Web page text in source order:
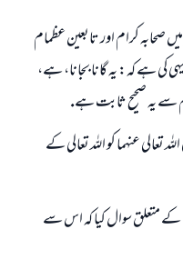
صحابہ كرام اور تابعين عظمام
كى ہے كہ: يہ گانا بجانا، ہے،
سے يہ صحيح ثابت ہے.
تعالى عنہما كو اللہ تعالى كے
كے متعلق سوال كيا كہ اس سے